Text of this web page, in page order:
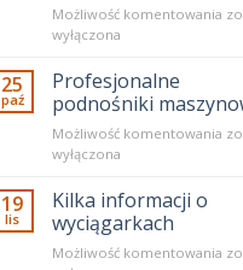
Możliwość komentowania
wyłączona
25
paź
Profesjonalne
podnośniki
Możliwość komentowania
wyłączona
19
lis
Kilka informacji o
wyciągarkach
Możliwość komentowania